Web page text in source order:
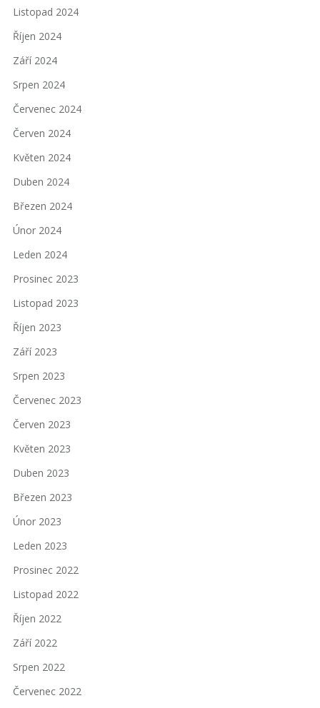
Listopad 2024
Říjen 2024
Září 2024
Srpen 2024
Červenec 2024
Červen 2024
Květen 2024
Duben 2024
Březen 2024
Únor 2024
Leden 2024
Prosinec 2023
Listopad 2023
Říjen 2023
Září 2023
Srpen 2023
Červenec 2023
Červen 2023
Květen 2023
Duben 2023
Březen 2023
Únor 2023
Leden 2023
Prosinec 2022
Listopad 2022
Říjen 2022
Září 2022
Srpen 2022
Červenec 2022